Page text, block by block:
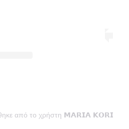
από το χρήστη 𝗠𝗔𝗥𝗜𝗔